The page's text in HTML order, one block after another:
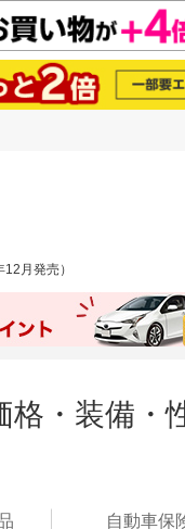
月発売）
・装備・
自動車保